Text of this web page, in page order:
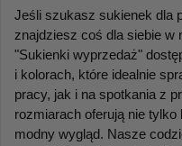
Jeśli szukasz sukienek dla
znajdziesz coś dla siebie w
"Sukienki wyprzedaż"
i kolorach, które idealnie
pracy, jak i na spotkania z
rozmiarach oferują nie
modny wygląd. Nasze